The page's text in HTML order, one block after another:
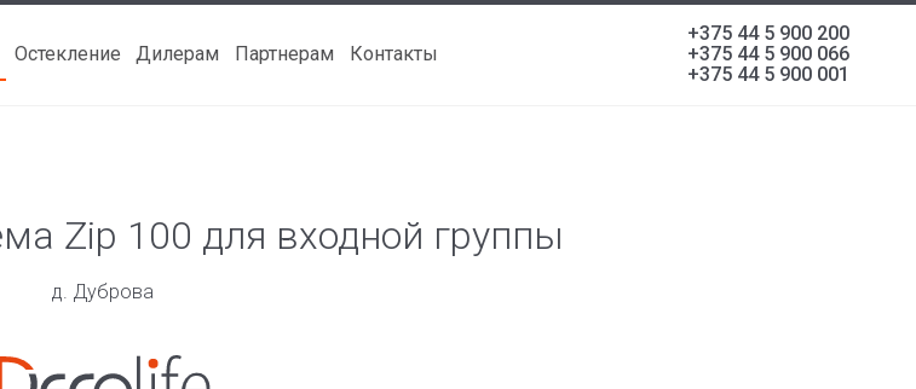
Остекление Дилерам Партнерам Контакты
+375 44 5 900 200
+375 44 5 900 066
+375 44 5 900 001
Zip 100 для входной группы
д. Дуброва